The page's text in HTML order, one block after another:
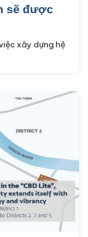
sẽ được
xây dựng hệ